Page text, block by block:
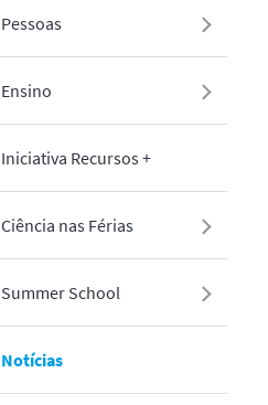
Pessoas
Ensino
Iniciativa Recursos +
Ciência nas Férias
Summer School
Notícias